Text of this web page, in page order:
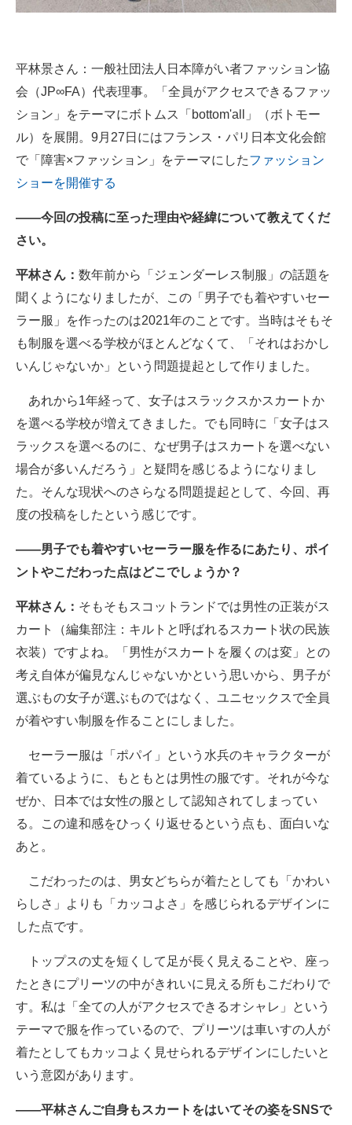
平林景さん：一般社団法人日本障がい者ファッション協
会（JP∞FA）代表理事。「全員がアクセスできるファッ
ション」をテーマにボトムス「bottom'all」（ボトモー
ル）を展開。9月27日にはフランス・パリ日本文化会館
で「障害×ファッション」をテーマにしたファッション
ショーを開催する
――今回の投稿に至った理由や経緯について教えてくだ
さい。
平林さん： 数年前から「ジェンダーレス制服」の話題を
聞くようになりましたが、この「男子でも着やすいセー
ラー服」を作ったのは2021年のことです。当時はそもそ
も制服を選べる学校がほとんどなくて、「それはおかし
いんじゃないか」という問題提起として作りました。
あれから1年経って、女子はスラックスかスカートか
を選べる学校が増えてきました。でも同時に「女子はス
ラックスを選べるのに、なぜ男子はスカートを選べない
場合が多いんだろう」と疑問を感じるようになりまし
た。そんな現状へのさらなる問題提起として、今回、再
度の投稿をしたという感じです。
――男子でも着やすいセーラー服を作るにあたり、ポイ
ントやこだわった点はどこでしょうか？
平林さん： そもそもスコットランドでは男性の正装がス
カート（編集部注：キルトと呼ばれるスカート状の民族
衣装）ですよね。「男性がスカートを履くのは変」との
考え自体が偏見なんじゃないかという思いから、男子が
選ぶもの女子が選ぶものではなく、ユニセックスで全員
が着やすい制服を作ることにしました。
セーラー服は「ポパイ」という水兵のキャラクターが
着ているように、もともとは男性の服です。それが今な
ぜか、日本では女性の服として認知されてしまってい
る。この違和感をひっくり返せるという点も、面白いな
あと。
こだわったのは、男女どちらが着たとしても「かわい
らしさ」よりも「カッコよさ」を感じられるデザインに
した点です。
トップスの丈を短くして足が長く見えることや、座っ
たときにプリーツの中がきれいに見える所もこだわりで
す。私は「全ての人がアクセスできるオシャレ」という
テーマで服を作っているので、プリーツは車いすの人が
着たとしてもカッコよく見せられるデザインにしたいと
いう意図があります。
――平林さんご自身もスカートをはいてその姿をSNSで